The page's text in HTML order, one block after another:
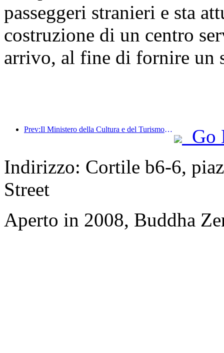
passeggeri stranieri e sta
costruzione di un centro
arrivo, al fine di fornire un
Prev:Il Ministero della Cultura e del Turismo ha riferito che nel 2025, 16.994 siti turistici di livello A hanno accolto 7,51 miliardi di visitatori, generando un fatturato turistico di 554,49 miliardi di yuan.
Go
Indirizzo: Cortile b6-6,
Street
Aperto in 2008, Buddha